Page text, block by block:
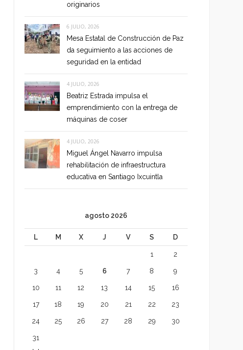
originarios
6 JULIO, 2026
Mesa Estatal de Construcción de Paz
da seguimiento a las acciones de
seguridad en la entidad
4 JULIO, 2026
Beatriz Estrada impulsa el
emprendimiento con la entrega de
máquinas de coser
4 JULIO, 2026
Miguel Ángel Navarro impulsa
rehabilitación de infraestructura
educativa en Santiago Ixcuintla
agosto 2026
L M X J V S D
1 2
3 4 5 6 7 8 9
10 11 12 13 14 15 16
17 18 19 20 21 22 23
24 25 26 27 28 29 30
31